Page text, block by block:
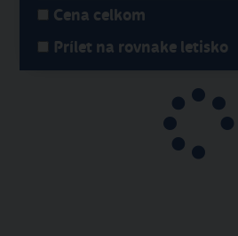
Cena celkom
Prílet na rovnake letisko